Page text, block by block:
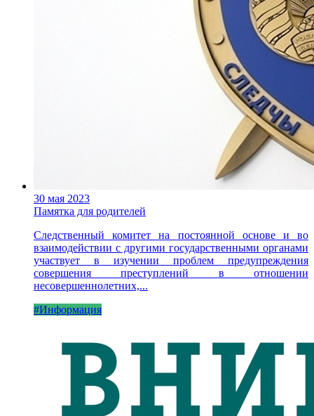
30 мая 2023
Памятка для родителей
Следственный комитет на постоянной основе и во
взаимодействии с другими государственными органами
участвует в изучении проблем предупреждения
совершения преступлений в отношении
несовершеннолетних,...
#Информация